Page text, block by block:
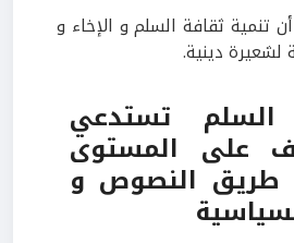
تنمية ثقافة السلم و الإخاء و
دينية.
تستدعي
على المستوى
طريق النصوص و